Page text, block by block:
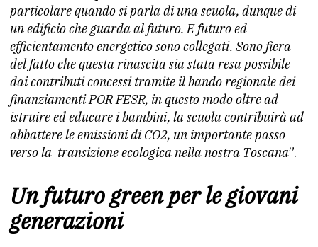
particolare quando si parla di una scuola, dunque di
un edificio che guarda al futuro. E futuro ed
efficientamento energetico sono collegati. Sono fiera
del fatto che questa rinascita sia stata resa possibile
dai contributi concessi tramite il bando regionale dei
finanziamenti POR FESR, in questo modo oltre ad
istruire ed educare i bambini, la scuola contribuirà ad
abbattere le emissioni di CO2, un importante passo
verso la transizione ecologica nella nostra Toscana”.
Un futuro green per le giovani
generazioni